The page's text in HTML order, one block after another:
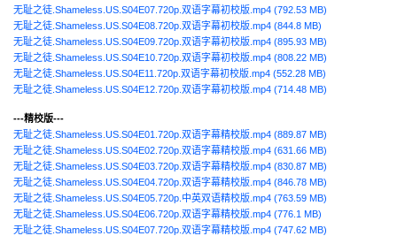
无耻之徒.Shameless.US.S04E07.720p.双语字幕初校版.mp4 (792.53 MB)
无耻之徒.Shameless.US.S04E08.720p.双语字幕初校版.mp4 (844.8 MB)
无耻之徒.Shameless.US.S04E09.720p.双语字幕初校版.mp4 (895.93 MB)
无耻之徒.Shameless.US.S04E10.720p.双语字幕初校版.mp4 (808.22 MB)
无耻之徒.Shameless.US.S04E11.720p.双语字幕初校版.mp4 (552.28 MB)
无耻之徒.Shameless.US.S04E12.720p.双语字幕初校版.mp4 (714.48 MB)
---精校版---
无耻之徒.Shameless.US.S04E01.720p.双语字幕精校版.mp4 (889.87 MB)
无耻之徒.Shameless.US.S04E02.720p.双语字幕精校版.mp4 (631.66 MB)
无耻之徒.Shameless.US.S04E03.720p.双语字幕精校版.mp4 (830.87 MB)
无耻之徒.Shameless.US.S04E04.720p.双语字幕精校版.mp4 (846.78 MB)
无耻之徒.Shameless.US.S04E05.720p.中英双语精校版.mp4 (763.59 MB)
无耻之徒.Shameless.US.S04E06.720p.双语字幕精校版.mp4 (776.1 MB)
无耻之徒.Shameless.US.S04E07.720p.双语字幕精校版.mp4 (747.62 MB)